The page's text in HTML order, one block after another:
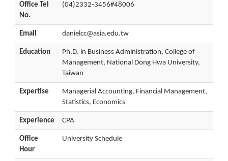
Office Tel
No.
(04)2332-3456#48006
Email danielcc@asia.edu.tw
Education
Ph.D. in Business Administration, College of
Management, National Dong Hwa University,
Taiwan
Expertise
Managerial Accounting, Financial Management,
Statistics, Economics
Experience CPA
Office
Hour
University Schedule